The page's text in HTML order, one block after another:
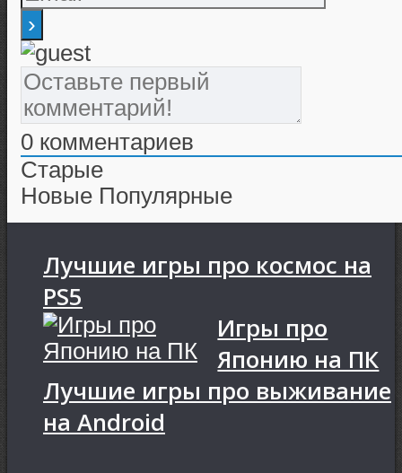
0 комментариев
Старые
Новые Популярные
Лучшие игры про космос на
PS5
Игры про
Японию на ПК
Лучшие игры про выживание
на Android